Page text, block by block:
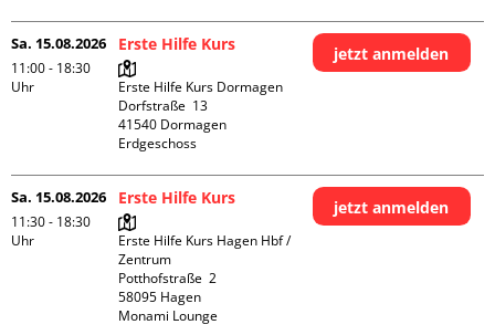
Sa. 15.08.2026
11:00 - 18:30
Uhr
Erste Hilfe Kurs
Erste Hilfe Kurs Dormagen
Dorfstraße  13
41540 Dormagen
Erdgeschoss
jetzt anmelden
Sa. 15.08.2026
11:30 - 18:30
Uhr
Erste Hilfe Kurs
Erste Hilfe Kurs Hagen Hbf /
Zentrum
Potthofstraße  2
58095 Hagen
Monami Lounge
jetzt anmelden